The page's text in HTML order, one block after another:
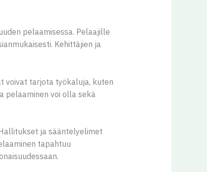
pelaamisessa. Pelaajille
Kehittäjien ja
voivat tarjota työkaluja, kuten
pelaaminen voi olla sekä
ja sääntelyelimet
tapahtuu